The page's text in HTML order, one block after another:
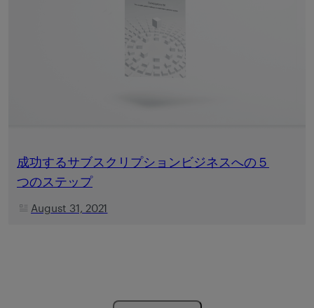
成功するサブスクリプションビジネスへの５
つのステップ
August 31, 2021